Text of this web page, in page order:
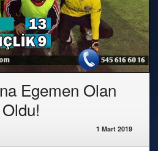
Egemen Olan
1 Mart 2019